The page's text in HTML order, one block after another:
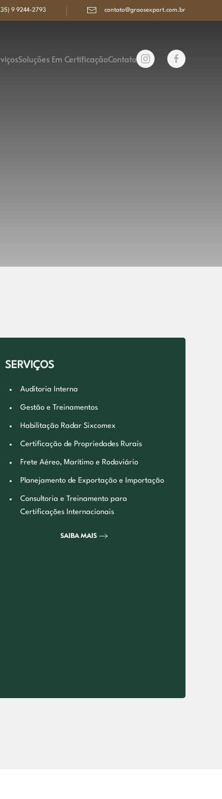
9 9244-2793 contato@graosexport.com.br
Soluções Em CertificaçãoContato
SERVIÇOS
Auditoria Interna
Gestão e Treinamentos
Habilitação Radar Sixcomex
Certificação de Propriedades Rurais
Frete Aéreo, Marítimo e Rodoviário
Planejamento de Exportação e Importação
Consultoria e Treinamento para
Certificações Internacionais
SAIBA MAIS